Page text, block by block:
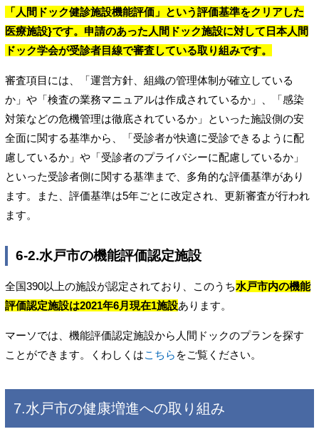
「人間ドック健診施設機能評価」という評価基準をクリアした
医療施設}です。申請のあった人間ドック施設に対して日本人間
ドック学会が受診者目線で審査している取り組みです。
審査項目には、「運営方針、組織の管理体制が確立している
か」や「検査の業務マニュアルは作成されているか」、「感染
対策などの危機管理は徹底されているか」といった施設側の安
全面に関する基準から、「受診者が快適に受診できるように配
慮しているか」や「受診者のプライバシーに配慮しているか」
といった受診者側に関する基準まで、多角的な評価基準があり
ます。また、評価基準は5年ごとに改定され、更新審査が行われ
ます。
6-2.水戸市の機能評価認定施設
全国390以上の施設が認定されており、このうち水戸市内の機能
評価認定施設は2021年6月現在1施設あります。
マーソでは、機能評価認定施設から人間ドックのプランを探す
ことができます。くわしくはこちら をご覧ください。
7.水戸市の健康増進への取り組み